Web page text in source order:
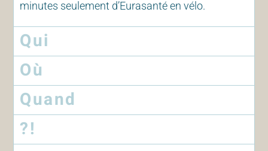
minutes seulement d’Eurasanté en vélo.
Qui
Où
Quand
?!